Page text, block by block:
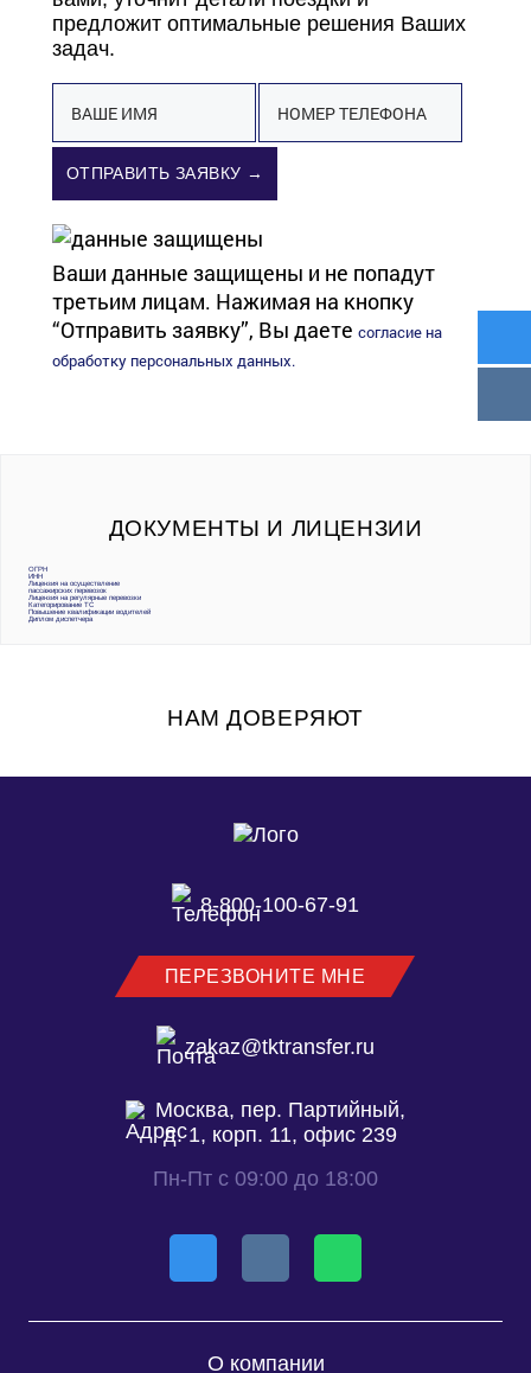
предложит оптимальные решения Ваших
задач.
ОТПРАВИТЬ ЗАЯВКУ →
Ваши данные защищены и не попадут
третьим лицам. Нажимая на кнопку
“Отправить заявку”, Вы даете согласие на
обработку персональных данных.
ДОКУМЕНТЫ И ЛИЦЕНЗИИ
ОГРН
ИНН
Лицензия на осуществление
пассажирских перевозок
Лицензия на регулярные перевозки
Категорирование ТС
Повышение квалификации водителей
Диплом диспетчера
НАМ ДОВЕРЯЮТ
8-800-100-67-91
ПЕРЕЗВОНИТЕ МНЕ
zakaz@tktransfer.ru
Москва, пер. Партийный,
д. 1, корп. 11, офис 239
Пн-Пт с 09:00 до 18:00
О компании